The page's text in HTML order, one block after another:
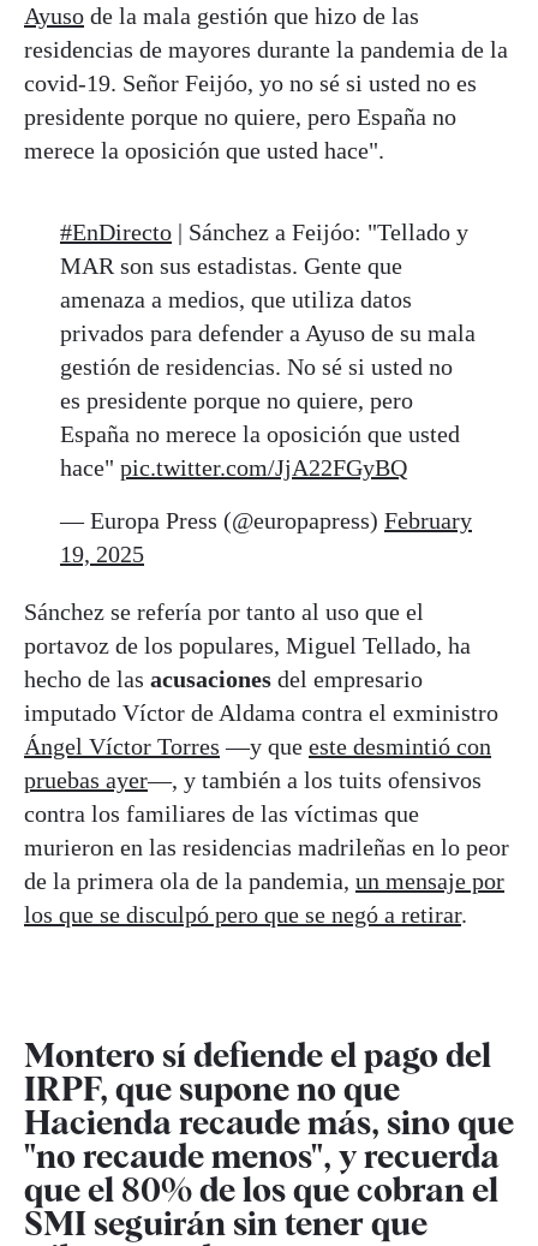
Ayuso de la mala gestión que hizo de las
residencias de mayores durante la pandemia de la
covid-19. Señor Feijóo, yo no sé si usted no es
presidente porque no quiere, pero España no
merece la oposición que usted hace".
#EnDirecto | Sánchez a Feijóo: "Tellado y
MAR son sus estadistas. Gente que
amenaza a medios, que utiliza datos
privados para defender a Ayuso de su mala
gestión de residencias. No sé si usted no
es presidente porque no quiere, pero
España no merece la oposición que usted
hace" pic.twitter.com/JjA22FGyBQ
— Europa Press (@europapress) February
19, 2025
Sánchez se refería por tanto al uso que el
portavoz de los populares, Miguel Tellado, ha
hecho de las acusaciones del empresario
imputado Víctor de Aldama contra el exministro
Ángel Víctor Torres —y que este desmintió con
pruebas ayer—, y también a los tuits ofensivos
contra los familiares de las víctimas que
murieron en las residencias madrileñas en lo peor
de la primera ola de la pandemia, un mensaje por
los que se disculpó pero que se negó a retirar.
Montero sí defiende el pago del
IRPF, que supone no que
Hacienda recaude más, sino que
"no recaude menos", y recuerda
que el 80% de los que cobran el
SMI seguirán sin tener que